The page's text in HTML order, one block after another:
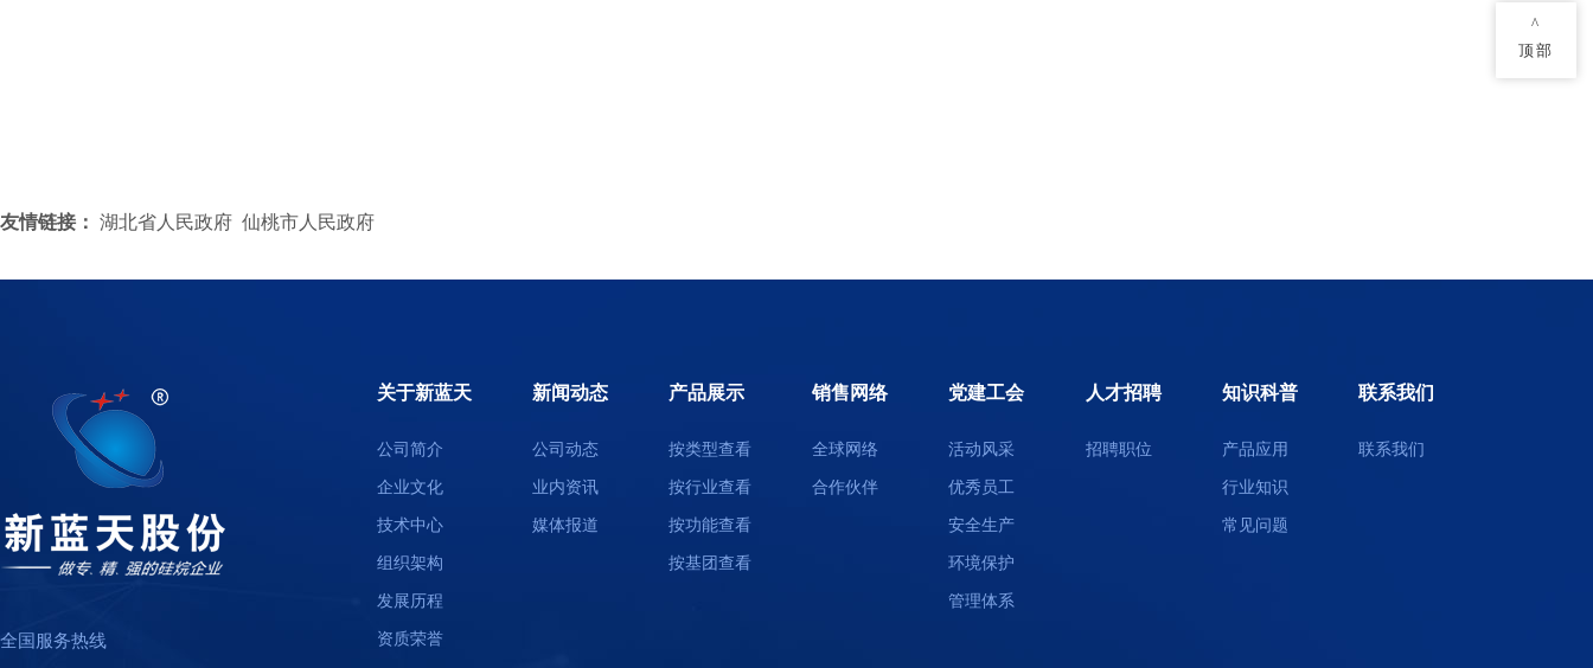
友情链接： 湖北省人民政府 仙桃市人民政府
全国服务热线
关于新蓝天
公司简介
企业文化
技术中心
组织架构
发展历程
资质荣誉
新闻动态
公司动态
业内资讯
媒体报道
产品展示
按类型查看
按行业查看
按功能查看
按基团查看
销售网络
全球网络
合作伙伴
党建工会
活动风采
优秀员工
安全生产
环境保护
管理体系
人才招聘
招聘职位
知识科普
产品应用
行业知识
常见问题
联系我们
联系我们
^
顶部